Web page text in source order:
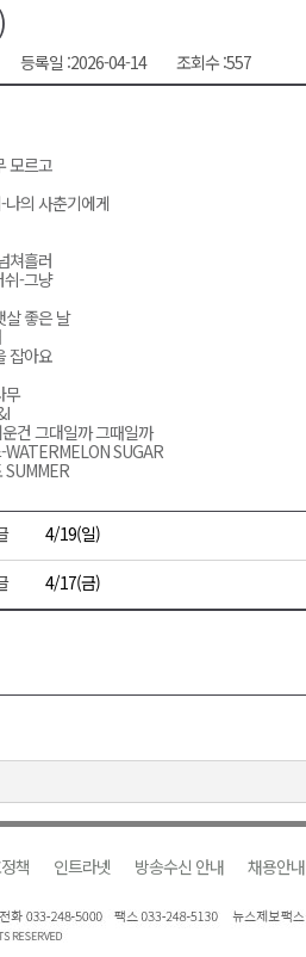
등록일 :2026-04-14 조회수 :557
모르고
의 사춘기에게
쳐흘러
쉬-그냥
살 좋은 날
잡아요
무
건 그대일까 그때일까
WATERMELON SUGAR
SUMMER
4/19(일)
4/17(금)
책 인트라넷 방송수신 안내 채용안내